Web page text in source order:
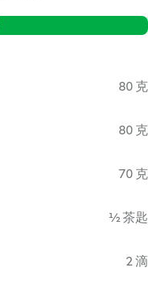
80 克
80 克
70 克
½ 茶匙
2 滴